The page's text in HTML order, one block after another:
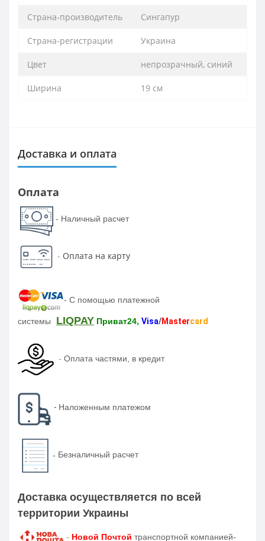
Страна-производитель Сингапур
Страна-регистрации Украина
Цвет непрозрачный, синий
Ширина 19 см
Доставка и оплата
Оплата
- Наличный расчет
- Оплата на карту
- С помощью платежной
системы LIQPAY Приват24, Visa/Mastercard
- Оплата частями, в кредит
- Наложенным платежом
- Безналичный расчет
Доставка осуществляется по всей
территории Украины
- Новой Почтой транспортной компанией-